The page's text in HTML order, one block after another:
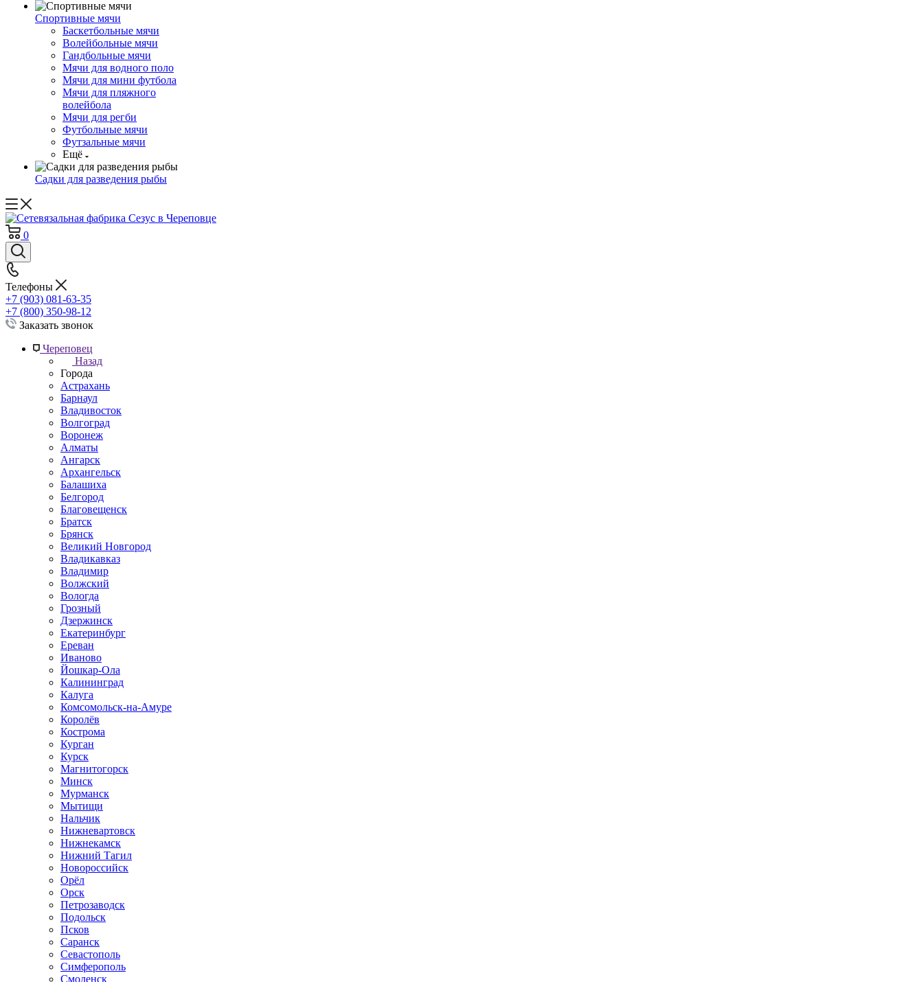
Спортивные мячи
Баскетбольные мячи
Волейбольные мячи
Гандбольные мячи
Мячи для водного поло
Мячи для мини футбола
Мячи для пляжного
волейбола
Мячи для регби
Футбольные мячи
Футзальные мячи
Ещё
Садки для разведения рыбы
0
Телефоны
+7 (903) 081-63-35
+7 (800) 350-98-12
Заказать звонок
Череповец
Назад
Города
Астрахань
Барнаул
Владивосток
Волгоград
Воронеж
Алматы
Ангарск
Архангельск
Балашиха
Белгород
Благовещенск
Братск
Брянск
Великий Новгород
Владикавказ
Владимир
Волжский
Вологда
Грозный
Дзержинск
Екатеринбург
Ереван
Иваново
Йошкар-Ола
Калининград
Калуга
Комсомольск-на-Амуре
Королёв
Кострома
Курган
Курск
Магнитогорск
Минск
Мурманск
Мытищи
Нальчик
Нижневартовск
Нижнекамск
Нижний Тагил
Новороссийск
Орёл
Орск
Петрозаводск
Подольск
Псков
Саранск
Севастополь
Симферополь
Смоленск